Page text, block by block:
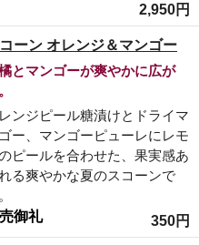
2,950円
ーン オレンジ＆マンゴー
とマンゴーが爽やかに広が
ンジピール糖漬けとドライマ
ー、マンゴーピューレにレモ
ピールを合わせた、果実感あ
る爽やかな夏のスコーンで
御礼
350円